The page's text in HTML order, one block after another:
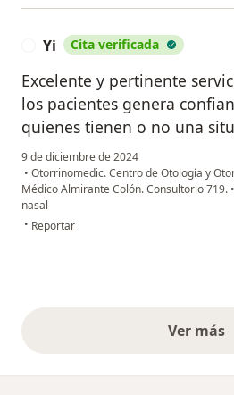
Yi Cita verificada
Excelente y pertinente
los pacientes genera
quienes tienen o no una
9 de diciembre de 2024
• Otorrinomedic. Centro de Otología y
Médico Almirante Colón. Consultorio 719. •
nasal
• en opinión del usuario Yi
Reportar
Ver más